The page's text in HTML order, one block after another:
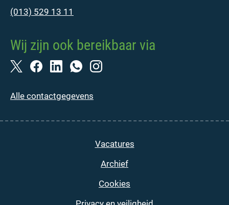
(013) 529 13 11
Wij zijn ook bereikbaar via
Alle contactgegevens
Vacatures
Archief
Cookies